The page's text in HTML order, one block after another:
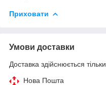
Приховати
Умови доставки
Доставка здійснюється
Нова Пошта